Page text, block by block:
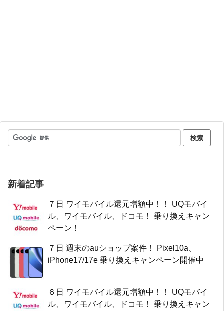
新着記事
７日 ワイモバイル還元増額中！！ UQモバイ
ル、ワイモバイル、ドコモ！ 乗り換えキャン
ペーン！
７日 週末のauショップ案件！ Pixel10a、
iPhone17/17e 乗り換えキャンペーン開催中
６日 ワイモバイル還元増額中！！ UQモバイ
ル、ワイモバイル、ドコモ！ 乗り換えキャン